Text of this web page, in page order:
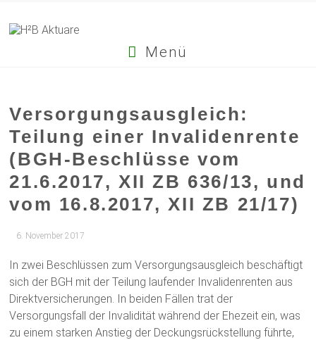
Menü
Versorgungsausgleich:
Teilung einer Invalidenrente
(BGH-Beschlüsse vom
21.6.2017, XII ZB 636/13, und
vom 16.8.2017, XII ZB 21/17)
6. November 2017
In zwei Beschlüssen zum Versorgungsausgleich beschäftigt
sich der BGH mit der Teilung laufender Invalidenrenten aus
Direktversicherungen. In beiden Fällen trat der
Versorgungsfall der Invalidität während der Ehezeit ein, was
zu einem starken Anstieg der Deckungsrückstellung führte,